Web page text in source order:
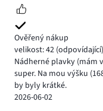
Ověřený nákup
velikost: 42 (odpovídající)
Nádherné plavky (mám
super. Na mou výšku
by byly krátké.
2026-06-02